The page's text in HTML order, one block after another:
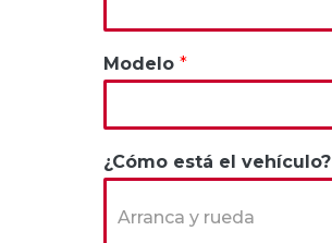
Modelo *
¿Cómo está el vehículo?
Arranca y rueda